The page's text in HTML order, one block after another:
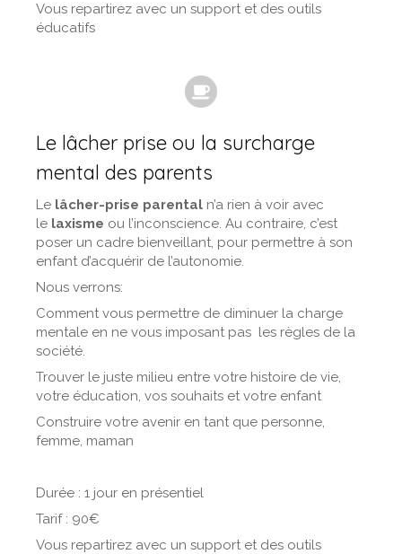
Vous repartirez avec un support et des outils
éducatifs
Le lâcher prise ou la surcharge
mental des parents
Le lâcher-prise parental n’a rien à voir avec
le laxisme ou l’inconscience. Au contraire, c’est
poser un cadre bienveillant, pour permettre à son
enfant d’acquérir de l’autonomie.
Nous verrons:
Comment vous permettre de diminuer la charge
mentale en ne vous imposant pas les règles de la
société.
Trouver le juste milieu entre votre histoire de vie,
votre éducation, vos souhaits et votre enfant
Construire votre avenir en tant que personne,
femme, maman
Durée : 1 jour en présentiel
Tarif : 90€
Vous repartirez avec un support et des outils